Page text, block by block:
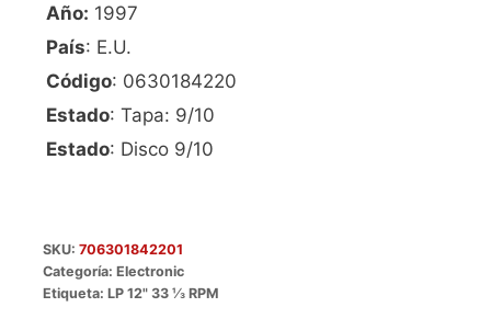
Año: 1997
País: E.U.
Código: 0630184220
Estado: Tapa: 9/10
Estado: Disco 9/10
SKU: 706301842201
Categoría: Electronic
Etiqueta: LP 12" 33 ⅓ RPM